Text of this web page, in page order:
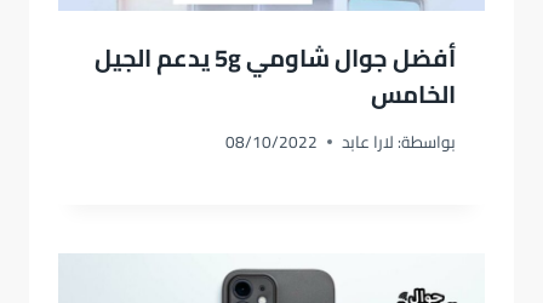
أفضل جوال شاومي 5g يدعم الجيل
الخامس
بواسطة:لارا عابد 08/10/2022